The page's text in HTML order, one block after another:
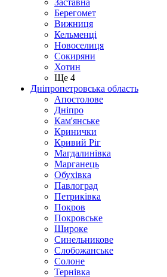
Заставна
Берегомет
Вижниця
Кельменці
Новоселиця
Сокиряни
Хотин
Ще 4
Дніпропетровська область
Апостолове
Дніпро
Кам'янське
Кринички
Кривий Ріг
Магдалинівка
Марганець
Обухівка
Павлоград
Петриківка
Покров
Покровське
Широке
Синельникове
Слобожанське
Солоне
Тернівка